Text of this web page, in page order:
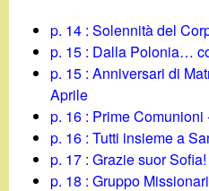
p. 14 : Solennità del
p. 15 : Dalla Polonia…
p. 15 : Anniversari di
Aprile
p. 16 : Prime
p. 16 : Tutti insieme a
p. 17 : Grazie suor
p. 18 : Gruppo